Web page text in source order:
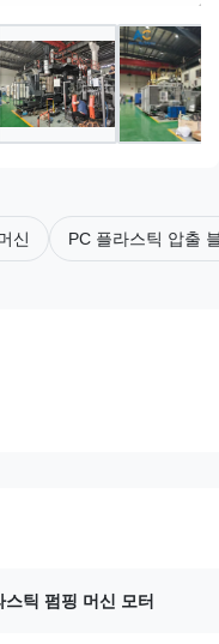
신 PC 플라스틱 압출
스틱 펌핑 머신 모터